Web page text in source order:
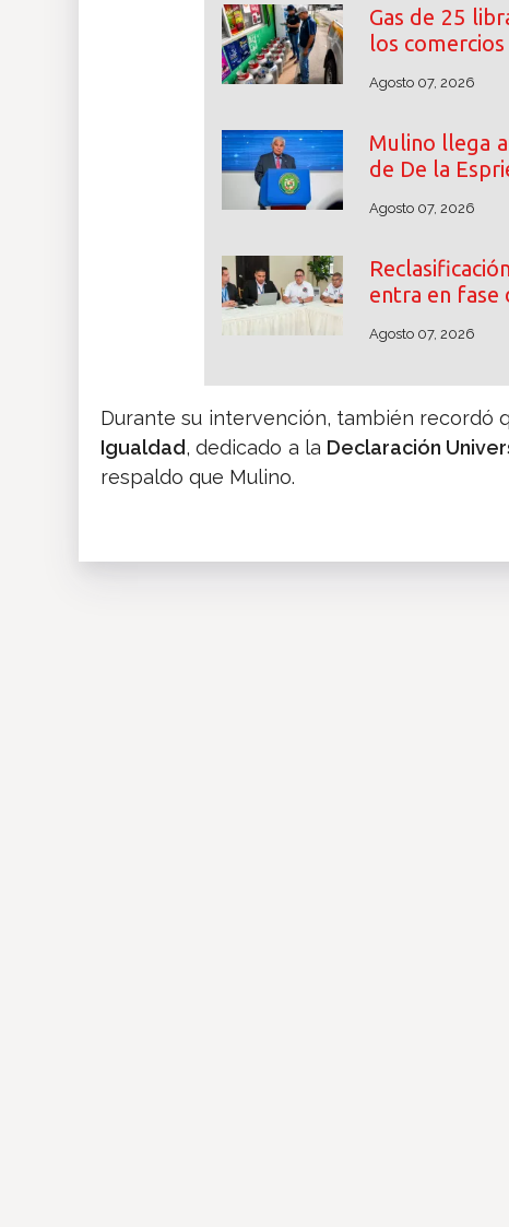
Gas de 25
los
Agosto 07, 2026
Mulino llega
de De la
Agosto 07, 2026
entra en fase
Agosto 07, 2026
Durante su intervención, también recordó
Igualdad, dedicado a la Declaración
respaldo que Mulino.